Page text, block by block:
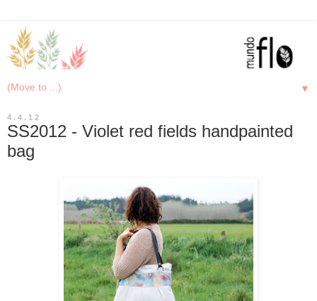
▼
4.4.12
SS2012 - Violet red fields handpainted
bag